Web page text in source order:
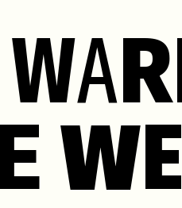
WA R
E W E